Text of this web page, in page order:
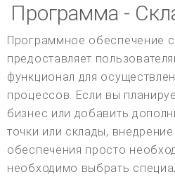
Программа -
Программное обеспечение
предоставляет
функционал для
процессов. Если вы
бизнес или добавить
точки или склады,
обеспечения просто
необходимо выбрать